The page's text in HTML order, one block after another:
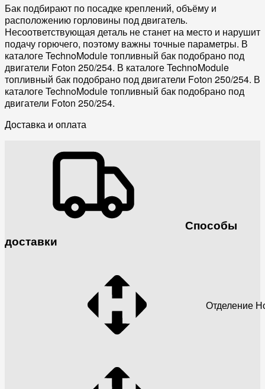
Бак подбирают по посадке креплений, объёму и
расположению горловины под двигатель.
Несоответствующая деталь не станет на место и нарушит
подачу горючего, поэтому важны точные параметры. В
каталоге TechnoModule топливный бак подобрано под
двигатели Foton 250/254. В каталоге TechnoModule
топливный бак подобрано под двигатели Foton 250/254. В
каталоге TechnoModule топливный бак подобрано под
двигатели Foton 250/254.
Доставка и оплата
Способы
доставки
Отделение